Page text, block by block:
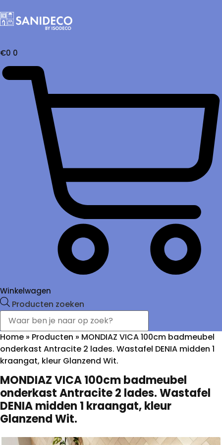
€0 0
Winkelwagen
Producten zoeken
Home » Producten » MONDIAZ VICA 100cm badmeubel
onderkast Antracite 2 lades. Wastafel DENIA midden 1
kraangat, kleur Glanzend Wit.
MONDIAZ VICA 100cm badmeubel
onderkast Antracite 2 lades. Wastafel
DENIA midden 1 kraangat, kleur
Glanzend Wit.